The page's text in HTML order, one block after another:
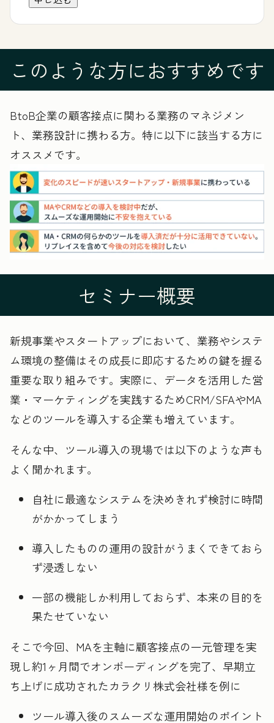
このような方におすすめです
BtoB企業の顧客接点に関わる業務のマネジメン
ト、業務設計に携わる方。特に以下に該当する方に
オススメです。
セミナー概要
新規事業やスタートアップにおいて、業務やシステ
ム環境の整備はその成長に即応するための鍵を握る
重要な取り組みです。実際に、データを活用した営
業・マーケティングを実践するためCRM/SFAやMA
などのツールを導入する企業も増えています。
そんな中、ツール導入の現場では以下のような声も
よく聞かれます。
自社に最適なシステムを決めきれず検討に時間
がかかってしまう
導入したものの運用の設計がうまくできておら
ず浸透しない
一部の機能しか利用しておらず、本来の目的を
果たせていない
そこで今回、MAを主軸に顧客接点の一元管理を実
現し約1ヶ月間でオンボーディングを完了、早期立
ち上げに成功されたカラクリ株式会社様を例に
ツール導入後のスムーズな運用開始のポイント